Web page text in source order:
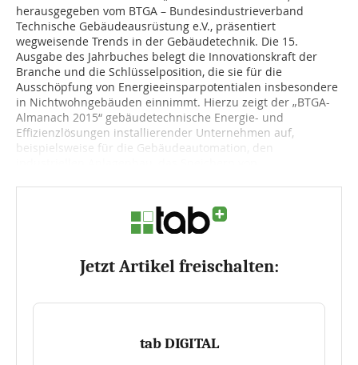
herausgegeben vom BTGA – Bundesindustrieverband
Technische Gebäudeausrüstung e.V., präsentiert
wegweisende Trends in der Gebäudetechnik. Die 15.
Ausgabe des Jahrbuches belegt die Innovationskraft der
Branche und die Schlüsselposition, die sie für die
Ausschöpfung von Energieeinsparpotentialen insbesondere
in Nichtwohngebäuden einnimmt. Hierzu zeigt der „BTGA-
Almanach 2015“ gebäudetechnische Energie- und
Effizienzlösungen installierender Unternehmen auf,
beispielsweise für die Gebäudeautomation, den
Jetzt Artikel freischalten:
tab DIGITAL